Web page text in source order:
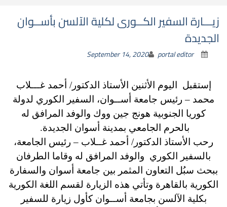
زيـــارة السفير الكــورى لكلية الآلسن بأســوان
الجديدة
September 14, 2020 portal editor
إستقبل اليوم الأثنين الأستاذ الدكتور/ أحمد غـــلاب
محمد – رئيس جامعة أســوان، السفير الكوري لدولة
كوريا الجنوبية هونج جين ووك والوفد المرافق له
بالحرم الجامعي بمدينة أسوان الجديدة.
رحب الأستاذ الدكتور/ أحمد غــلاب – رئيس الجامعة،
بالسفير الكوري والوفد المرافق له وقاما الطرفان
ببحث سبُل التعاون المثمر بين جامعة أسوان والسفارة
الكورية بالقاهرة وتأتي هذه الزيارة لقسم اللغة الكورية
بكلية الآلسن بجامعة أســوان كأول زيارة للسفير